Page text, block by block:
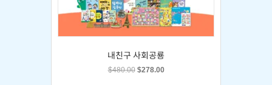
내친구 사회공룡
$480.00 Original
$278.00Current